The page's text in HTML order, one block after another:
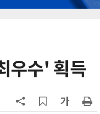
우수' 획득
소비자 개인정보 유출 막
크' 삼성전자-LG전자 유럽